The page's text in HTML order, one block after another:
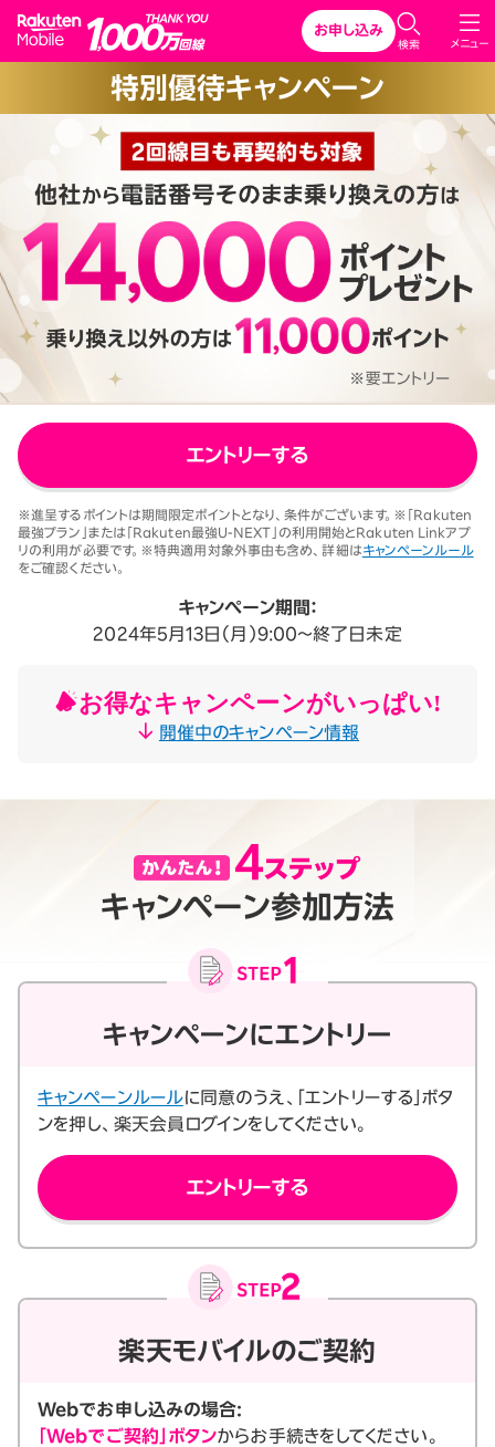
Rakuten Mobile
メニュー
検索
お申し込み
特別優待キャンペーン
エントリーする
※進呈するポイントは期間限定ポイントとなり、条件がございます。※「Rakuten
最強プラン」または「Rakuten最強U-NEXT」の利用開始とRakuten Linkアプ
リの利用が必要です。※特典適用対象外事由も含め、詳細はキャンペーンルール
をご確認ください。
キャンペーン期間：
2024年5月13日（月）9:00～終了日未定
お得なキャンペーンがいっぱい!
開催中のキャンペーン情報
キャンペーン参加方法
キャンペーンにエントリー
キャンペーンルールに同意のうえ、「エントリーする」ボタ
ンを押し、楽天会員ログインをしてください。
エントリーする
楽天モバイルのご契約
Webでお申し込みの場合:
「Webでご契約」ボタンからお手続きをしてください。
※1 同一名義で累計5回線以上ご契約の場合、2025年11月19日より1回
線につき3,500円（税込3,850円、開通翌々月に確定）。「累計」とは、楽
天モバイルがサービスを本格開始した2020年4月8日以降に契約され
たすべての回線（解約済みの回線も含む）の合計数を指します。
C
l
s
e